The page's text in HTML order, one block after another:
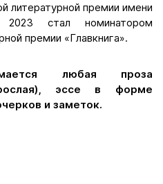
литературной премии имени
стал номинатором
премии «Главкнига».
любая проза
эссе в форме
и заметок.